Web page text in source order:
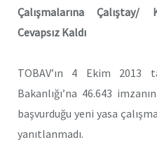
Çalışmalarına
Cevapsız Kaldı
TOBAV’ın 4 Ekim
Bakanlığı’na 46.643
başvurduğu yeni yasa
yanıtlanmadı.